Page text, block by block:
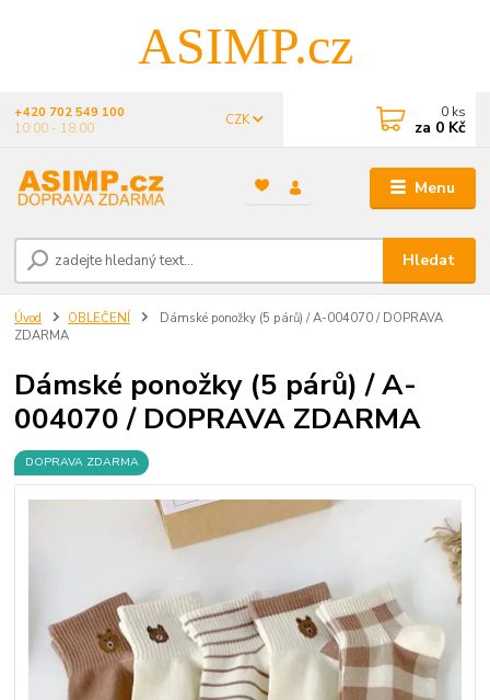
ASIMP.cz
Menu
CZK
Hledat
+420 702 549 100
10:00 - 18:00
0 ks
za 0 Kč
Úvod OBLEČENÍ
Dámské ponožky (5 párů) / A-004070 / DOPRAVA
ZDARMA
Dámské ponožky (5 párů) / A-
004070 / DOPRAVA ZDARMA
DOPRAVA ZDARMA